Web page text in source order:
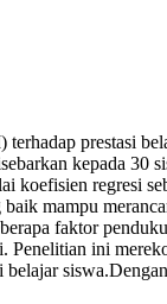
prestasi
kepada
regresi
mampu
faktor
ini